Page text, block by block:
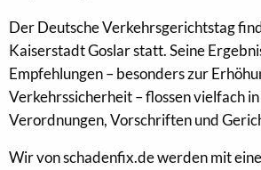
Der Deutsche Verkehrsgerichtstag
Kaiserstadt Goslar statt. Seine
Empfehlungen – besonders zur
Verkehrssicherheit – flossen vielfach in
Verordnungen, Vorschriften und
Wir von schadenfix.de werden mit